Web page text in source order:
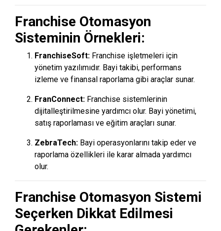
Franchise Otomasyon
Sisteminin Örnekleri:
FranchiseSoft: Franchise işletmeleri için
yönetim yazılımıdır. Bayi takibi, performans
izleme ve finansal raporlama gibi araçlar sunar.
FranConnect: Franchise sistemlerinin
dijitalleştirilmesine yardımcı olur. Bayi yönetimi,
satış raporlaması ve eğitim araçları sunar.
ZebraTech: Bayi operasyonlarını takip eder ve
raporlama özellikleri ile karar almada yardımcı
olur.
Franchise Otomasyon Sistemi
Seçerken Dikkat Edilmesi